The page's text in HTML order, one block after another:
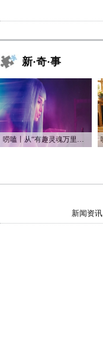
新·奇·事
唠嗑丨从“有趣灵魂万里挑一”到“赛博恋人一键定制”
新闻资讯